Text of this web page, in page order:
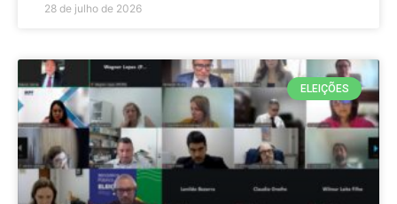
28 de julho de 2026
ELEIÇÕES